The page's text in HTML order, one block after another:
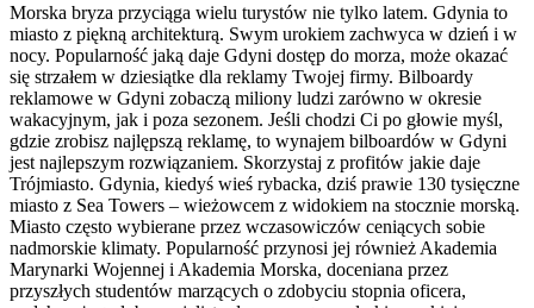
Morska bryza przyciąga wielu turystów nie tylko latem. Gdynia to
miasto z piękną architekturą. Swym urokiem zachwyca w dzień i w
nocy. Popularność jaką daje Gdyni dostęp do morza, może okazać
się strzałem w dziesiątke dla reklamy Twojej firmy. Bilboardy
reklamowe w Gdyni zobaczą miliony ludzi zarówno w okresie
wakacyjnym, jak i poza sezonem. Jeśli chodzi Ci po głowie myśl,
gdzie zrobisz najlępszą reklamę, to wynajem bilboardów w Gdyni
jest najlepszym rozwiązaniem. Skorzystaj z profitów jakie daje
Trójmiasto. Gdynia, kiedyś wieś rybacka, dziś prawie 130 tysięczne
miasto z Sea Towers – wieżowcem z widokiem na stocznie morską.
Miasto często wybierane przez wczasowiczów ceniących sobie
nadmorskie klimaty. Popularność przynosi jej również Akademia
Marynarki Wojennej i Akademia Morska, doceniana przez
przyszłych studentów marzących o zdobyciu stopnia oficera,